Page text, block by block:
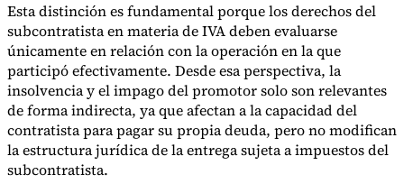
Esta distinción es fundamental porque los derechos del
subcontratista en materia de IVA deben evaluarse
únicamente en relación con la operación en la que
participó efectivamente. Desde esa perspectiva, la
insolvencia y el impago del promotor solo son relevantes
de forma indirecta, ya que afectan a la capacidad del
contratista para pagar su propia deuda, pero no modifican
la estructura jurídica de la entrega sujeta a impuestos del
subcontratista.